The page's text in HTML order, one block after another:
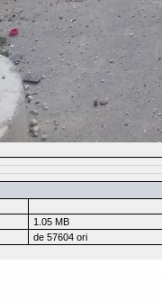
1.05 MB
de 57604 ori